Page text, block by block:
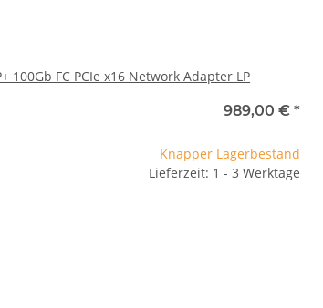
100Gb FC PCIe x16 Network Adapter LP
989,00 € *
Knapper Lagerbestand
Lieferzeit: 1 - 3 Werktage